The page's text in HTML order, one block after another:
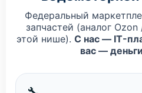
Федеральный
запчастей (аналог
этой нише). С нас — IT-
вас —